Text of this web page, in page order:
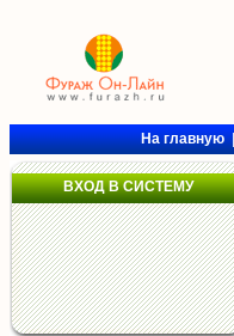
На главную
ВХОД В СИСТЕМУ